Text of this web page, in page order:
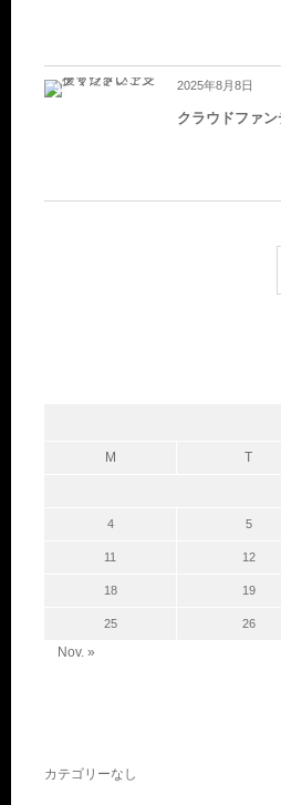
2025年8月8日
クラウドファ
5
M T
4 5
11 12
18 19
25 26
Nov. »
カテゴリーなし